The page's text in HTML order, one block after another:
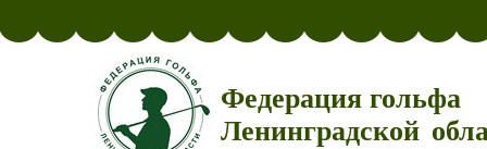
Федерация гольфа
Ленинградской